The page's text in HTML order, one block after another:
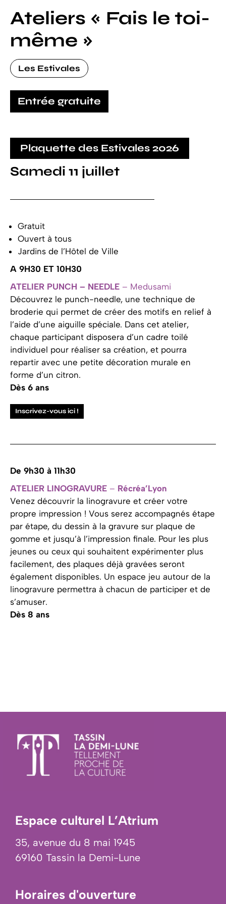
Ateliers « Fais le toi-
même »
Les Estivales
Entrée gratuite
Plaquette des Estivales 2026
Samedi 11 juillet
Gratuit
Ouvert à tous
Jardins de l’Hôtel de Ville
A 9H30 ET 10H30
ATELIER PUNCH – NEEDLE – Medusami
Découvrez le punch-needle, une technique de
broderie qui permet de créer des motifs en relief à
l’aide d’une aiguille spéciale. Dans cet atelier,
chaque participant disposera d’un cadre toilé
individuel pour réaliser sa création, et pourra
repartir avec une petite décoration murale en
forme d’un citron.
Dès 6 ans
Inscrivez-vous ici !
De 9h30 à 11h30
ATELIER LINOGRAVURE – Récréa’Lyon
Venez découvrir la linogravure et créer votre
propre impression ! Vous serez accompagnés étape
par étape, du dessin à la gravure sur plaque de
gomme et jusqu’à l’impression finale. Pour les plus
jeunes ou ceux qui souhaitent expérimenter plus
facilement, des plaques déjà gravées seront
également disponibles. Un espace jeu autour de la
linogravure permettra à chacun de participer et de
s’amuser.
Dès 8 ans
Espace culturel L’Atrium
35, avenue du 8 mai 1945
69160 Tassin la Demi-Lune
Horaires d'ouverture